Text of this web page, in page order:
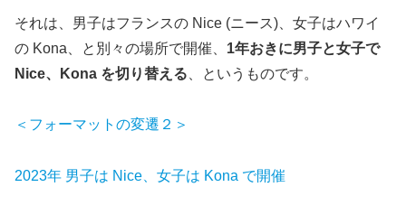
それは、男子はフランスの Nice (ニース)、女子はハワイ
の Kona、と別々の場所で開催、 1年おきに男子と女子で
Nice、Kona を切り替える 、というものです。
＜フォーマットの変遷２＞
2023年 男子は Nice、女子は Kona で開催